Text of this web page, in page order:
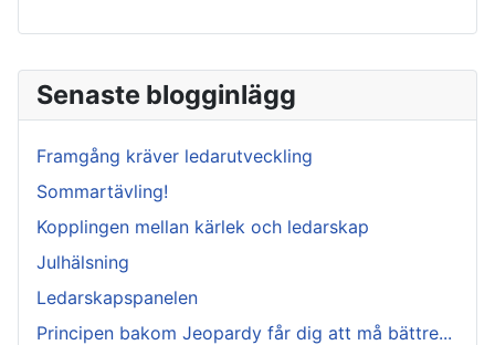
Senaste blogginlägg
Framgång kräver ledarutveckling
Sommartävling!
Kopplingen mellan kärlek och ledarskap
Julhälsning
Ledarskapspanelen
Principen bakom Jeopardy får dig att må bättre...